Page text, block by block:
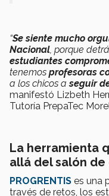
“Se siente mucho
Nacional, porque
estudiantes
tenemos profesoras
a los chicos aseguir
manifestó Lizbeth
Tutoría PrepaTec
La herramienta
allá del salón de
PROGRENTIS es una
través de retos, los